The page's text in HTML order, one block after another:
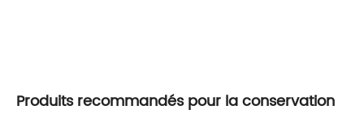
Produits recommandés pour la conservation